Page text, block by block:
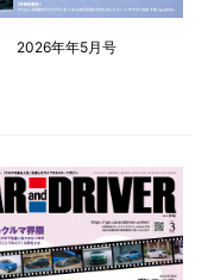
2026年年5月号